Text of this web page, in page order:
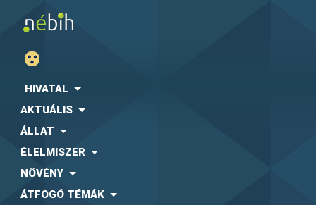
HIVATAL
AKTUÁLIS
ÁLLAT
ÉLELMISZER
NÖVÉNY
ÁTFOGÓ TÉMÁK